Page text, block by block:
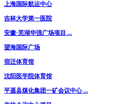
上海国际航运中心
吉林大学第一医院
安徽·芜湖华强广场项目 ...
望海国际广场
宿迁体育馆
沈阳医学院体育馆
平遥县煤化集团一矿会议中心 ...